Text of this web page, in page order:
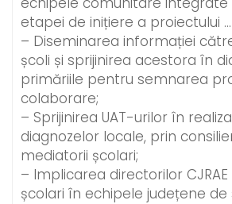
etapei de inițiere a proiectului
– Diseminarea informației
școli și sprijinirea acestora în
primăriile pentru semnarea
colaborare;
– Sprijinirea UAT-urilor în
diagnozelor locale, prin
mediatorii școlari;
– Implicarea directorilor
școlari în echipele județene de